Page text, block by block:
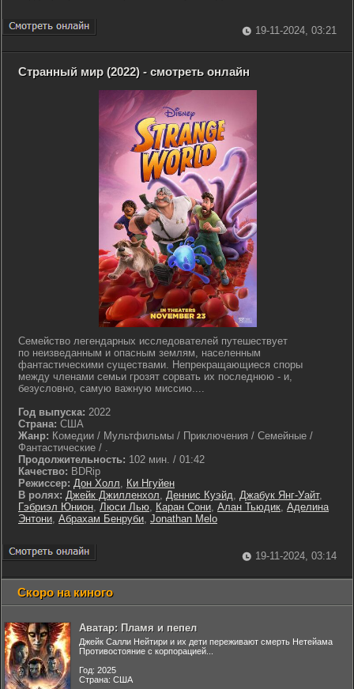
19-11-2024, 03:21
Странный мир (2022) - смотреть онлайн
Семейство легендарных исследователей путешествует
по неизведанным и опасным землям, населенным
фантастическими существами. Непрекращающиеся споры
между членами семьи грозят сорвать их последнюю - и,
безусловно, самую важную миссию....
Год выпуска: 2022
Страна: США
Жанр: Комедии / Мультфильмы / Приключения / Семейные /
Фантастические / .
Продолжительность: 102 мин. / 01:42
Качество: BDRip
Режиссер: Дон Холл, Ки Нгуйен
В ролях: Джейк Джилленхол, Деннис Куэйд, Джабук Янг-Уайт,
Гэбриэл Юнион, Люси Лью, Каран Сони, Алан Тьюдик, Аделина
Энтони, Абрахам Бенруби, Jonathan Melo
19-11-2024, 03:14
Скоро на киного
Аватар: Пламя и пепел
Джейк Салли Нейтири и их дети переживают смерть Нетейама
Противостояние с корпорацией...
Год: 2025
Страна: США